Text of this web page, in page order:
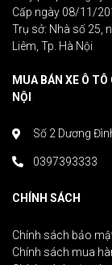
Cấp ngày 08/11/
Trụ sở: Nhà số 25,
Liêm, Tp. Hà Nội
MUA BÁN XE Ô
NỘI
Số 2 Dương
0397393333
CHÍNH SÁCH
Chính sách bảo
Chính sách mua